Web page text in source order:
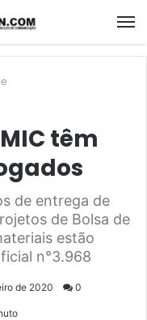
têm
de entrega de
de Bolsa de
estão
n°3.968
de 2020 0